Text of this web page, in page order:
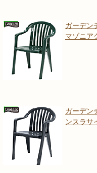
ガーデ
マゾニア
ガーデ
ンスラサ